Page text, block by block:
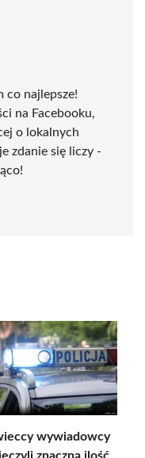
co najlepsze!
na Facebooku,
o lokalnych
zdanie się liczy -
wywiadowcy